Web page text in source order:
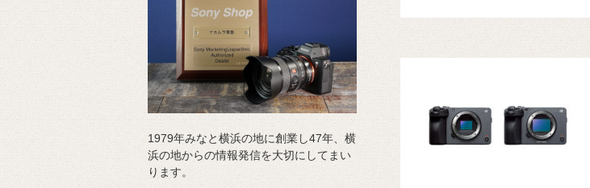
1979年みなと横浜の地に創業し47年、横
浜の地からの情報発信を大切にしてまい
ります。